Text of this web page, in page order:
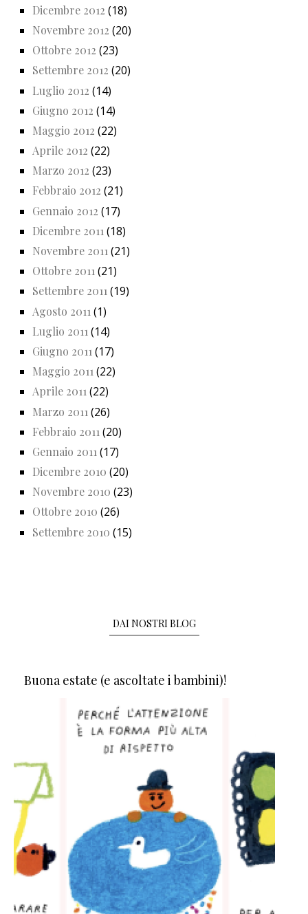
Dicembre 2012 (18)
Novembre 2012 (20)
Ottobre 2012 (23)
Settembre 2012 (20)
Luglio 2012 (14)
Giugno 2012 (14)
Maggio 2012 (22)
Aprile 2012 (22)
Marzo 2012 (23)
Febbraio 2012 (21)
Gennaio 2012 (17)
Dicembre 2011 (18)
Novembre 2011 (21)
Ottobre 2011(21)
Settembre 2011(19)
Agosto 2011 (1)
Luglio 2011 (14)
Giugno 2011 (17)
Maggio 2011 (22)
Aprile 2011(22)
Marzo 2011 (26)
Febbraio 2011 (20)
Gennaio 2011 (17)
Dicembre 2010 (20)
Novembre 2010 (23)
Ottobre 2010 (26)
Settembre 2010 (15)
DAI NOSTRI BLOG
Buona estate (e ascoltate i bambini)!